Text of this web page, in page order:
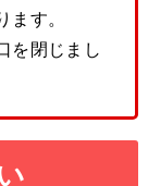
ます。
を閉じまし